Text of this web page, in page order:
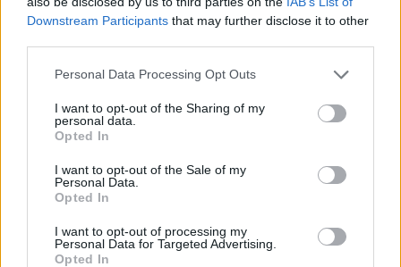
Downstream Participants that may further disclose it to other
Personal Data Processing Opt Outs
I want to opt-out of the Sharing of my
personal data.
Opted In
I want to opt-out of the Sale of my
Personal Data.
Opted In
I want to opt-out of processing my
Personal Data for Targeted Advertising.
Opted In
Πελοποννήσου
06/08/2026 15:12